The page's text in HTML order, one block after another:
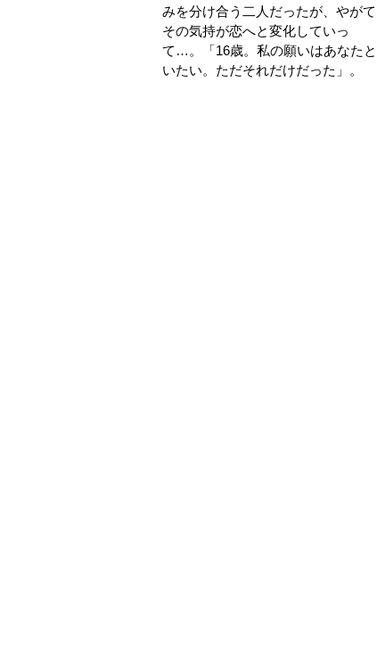
みを分け合う二人だったが、やがて
その気持が恋へと変化していっ
て…。「16歳。私の願いはあなたと
いたい。ただそれだけだった」。